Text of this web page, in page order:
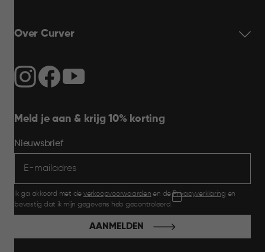
Over Curver
Meld je aan & krijg 10% korting
Nieuwsbrief
Ik ga akkoord met de verkoopvoorwaarden en dePrivacyverklaring en
bevestig dat ik mijn gegevens heb gecontroleerd.
AANMELDEN